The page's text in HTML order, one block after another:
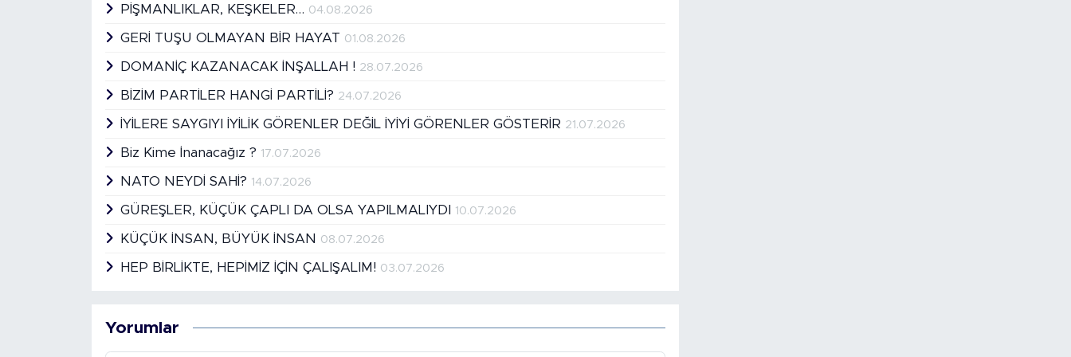
PİŞMANLIKLAR, KEŞKELER… 04.08.2026
GERİ TUŞU OLMAYAN BİR HAYAT 01.08.2026
DOMANİÇ KAZANACAK İNŞALLAH ! 28.07.2026
BİZİM PARTİLER HANGİ PARTİLİ? 24.07.2026
İYİLERE SAYGIYI İYİLİK GÖRENLER DEĞİL İYİYİ GÖRENLER GÖSTERİR 21.07.2026
Biz Kime İnanacağız ? 17.07.2026
NATO NEYDİ SAHİ? 14.07.2026
GÜREŞLER, KÜÇÜK ÇAPLI DA OLSA YAPILMALIYDI 10.07.2026
KÜÇÜK İNSAN, BÜYÜK İNSAN 08.07.2026
HEP BİRLİKTE, HEPİMİZ İÇİN ÇALIŞALIM! 03.07.2026
Yorumlar